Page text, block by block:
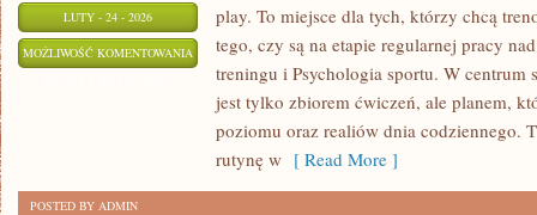
LUTY - 24 - 2026
MOŻLIWOŚĆ KOMENTOWANIA SPORT
play. To miejsce dla tych, którzy chcą
tego, czy są na etapie regularnej pracy
treningu i Psychologia sportu. W centrum
jest tylko zbiorem ćwiczeń, ale planem,
poziomu oraz realiów dnia codziennego.
rutynę w [ Read More ]
POSTED BY ADMIN